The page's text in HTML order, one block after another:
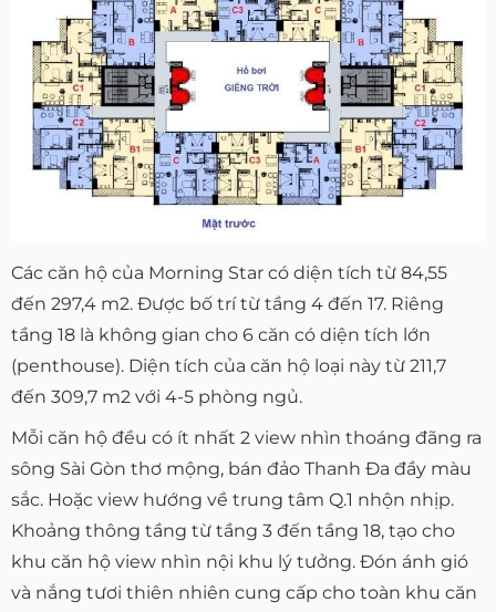
Các căn hộ của Morning Star có diện tích từ 84,55
đến 297,4 m2. Được bố trí từ tầng 4 đến 17. Riêng
tầng 18 là không gian cho 6 căn có diện tích lớn
(penthouse). Diện tích của căn hộ loại này từ 211,7
đến 309,7 m2 với 4-5 phòng ngủ.
Mỗi căn hộ đều có ít nhất 2 view nhìn thoáng đãng ra
sông Sài Gòn thơ mộng, bán đảo Thanh Đa đầy màu
sắc. Hoặc view hướng về trung tâm Q.1 nhộn nhịp.
Khoảng thông tầng từ tầng 3 đến tầng 18, tạo cho
khu căn hộ view nhìn nội khu lý tưởng. Đón ánh gió
và nắng tươi thiên nhiên cung cấp cho toàn khu căn